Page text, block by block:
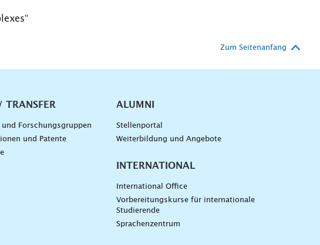
Zum Seitenanfang
TRANSFER
Forschungsgruppen
und Patente
ALUMNI
Stellenportal
Weiterbildung und Angebote
INTERNATIONAL
International Office
Vorbereitungskurse für internationale
Studierende
Sprachenzentrum